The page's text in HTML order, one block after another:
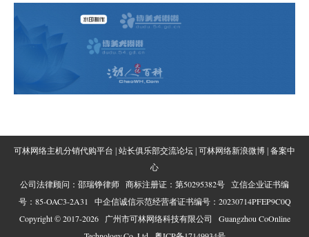
可林网络主机分销代购平台 站长俱乐部交流论坛 可林网络新浪微博 备案中
心
公司法律顾问：邵瑞铮律师 商标注册证：第50295382号 立信企业证书编
号： 85-OAC3-2A31 中企信诚信示范经营者证书编号： 20230714PFEP9C0Q
Copyright© 2017-2026广州市可林网络科技有限公司 Guangzhou CoOnline